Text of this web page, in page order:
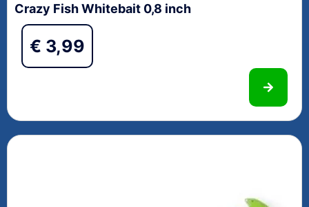
Crazy Fish Whitebait 0,8 inch
€ 3,99